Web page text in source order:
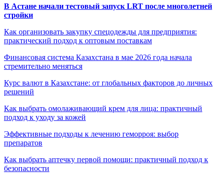
В Астане начали тестовый запуск LRT после многолетней
стройки
Как организовать закупку спецодежды для предприятия:
практический подход к оптовым поставкам
Финансовая система Казахстана в мае 2026 года начала
стремительно меняться
Курс валют в Казахстане: от глобальных факторов до личных
решений
Как выбрать омолаживающий крем для лица: практичный
подход к уходу за кожей
Эффективные подходы к лечению геморроя: выбор
препаратов
Как выбрать аптечку первой помощи: практичный подход к
безопасности